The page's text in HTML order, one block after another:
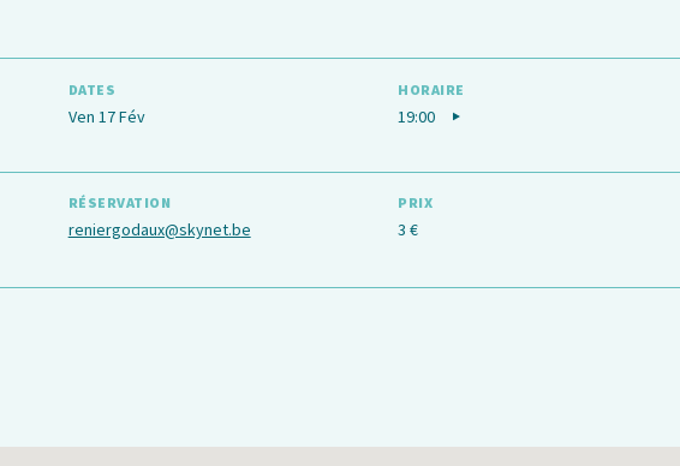
DATES
Ven 17 Fév
HORAIRE
19:00
RÉSERVATION
reniergodaux@skynet.be
PRIX
3 €